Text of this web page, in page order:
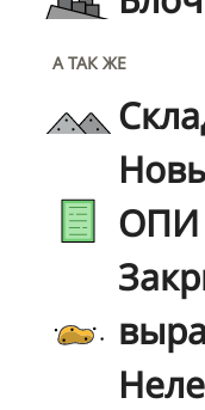
А ТАК ЖЕ
ОПИ